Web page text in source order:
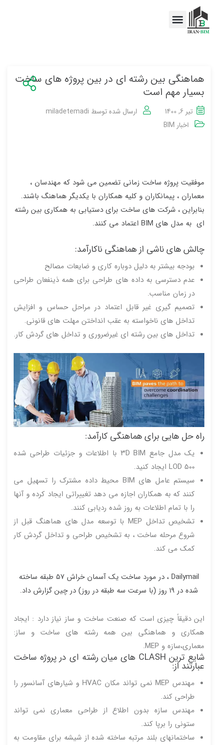
هماهنگی بین رشته ای در بین پروژه های ساخت
بسیار مهم است
تیر 6, 1400 ارسال شده توسط miladetemadi
اخبار BIM
موفقیت پروژه ساخت زمانی تضمین می شود که مهندسان ،
معماران ، پیمانکاران و کلیه همکاران با یکدیگر هماهنگ باشند.
بنابراین ، شرکت های ساخت برای دستیابی به همکاری بین رشته
ای به مدل های BIM اعتماد می کنند.
چالش های ناشی از هماهنگی ناکارآمد:
بودجه بیشتر به دلیل دوباره کاری و ضایعات مصالح
عدم دسترسی به داده های طراحی برای همه ذینفعان طراحی
در زمان مناسب.
تصمیم گیری غیر قابل اعتماد در مراحل حساس و افزایش
تداخل های ناخواسته به عقب انداختن مهلت های قانونی.
تداخل های بین رشته ای غیرضروری و تداخل های گردش کار.
راه حل هایی برای هماهنگی کارآمد:
یک مدل جامع ۳D BIM با اطلاعات و جزئیات طراحی شده
LOD 500 ایجاد کنید.
سیستم عامل های BIM محیط داده مشترک را تسهیل می
کنند که به همکاران اجازه می دهد تغییراتی ایجاد کرده و آنها
را با تمام اطلاعات به روز شده ردیابی کنند.
تشخیص تداخل MEP با توسعه مدل های هماهنگ قبل از
شروع مرحله ساخت ، به تشخیص طراحی و تداخل گردش کار
کمک می کند.
Dailymail ، در مورد ساخت یک آسمان خراش ۵۷ طبقه ساخته
شده در ۱۹ روز (با سرعت سه طبقه در روز) در چین گزارش داد.
این دقیقاً چیزی است که صنعت ساخت و ساز نیاز دارد : ایجاد
همکاری و هماهنگی بین همه رشته های ساخت و ساز:
معماری،سازه و MEP.
شایع ترین CLASH های میان رشته ای در پروژه ساخت
عبارتند از:
مهندس MEP نمی تواند مکان HVAC و شیارهای آسانسور را
طراحی کند.
مهندس سازه بدون اطلاع از طراحی معماری نمی تواند
ستونی را برپا کند.
ساختمانهای بلند مرتبه ساخته شده از شیشه برای مقاومت به